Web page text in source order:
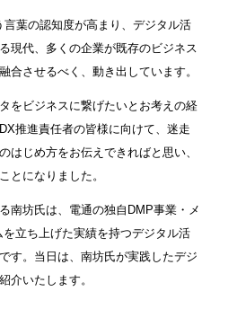
言葉の認知度が高まり、デジタル活
現代、多くの企業が既存のビジネス
合させるべく、動き出しています。
をビジネスに繋げたいとお考えの経
推進責任者の皆様に向けて、迷走
はじめ方をお伝えできればと思い、
とになりました。
南坊氏は、電通の独自DMP事業・メ
立ち上げた実績を持つデジタル活
す。当日は、南坊氏が実践したデジ
介いたします。